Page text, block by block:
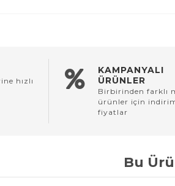
hızlı
KAMPANYALI
ÜRÜNLER
Birbirinden farklı
ürünler için
fiyatlar
Bu